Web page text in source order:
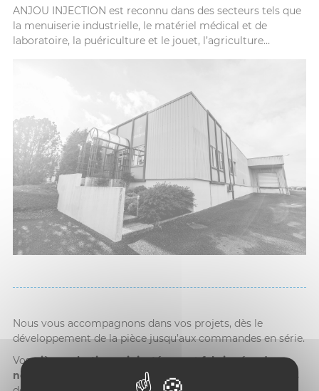
ANJOU INJECTION est reconnu dans des secteurs tels que
la menuiserie industrielle, le matériel médical et de
laboratoire, la puériculture et le jouet, l’agriculture…
Nous vous accompagnons dans vos projets, dès le
développement de la pièce jusqu’aux commandes en série.
Vospièces plastiques injectéessontfabriquées dans
notre usine
dans le respect des coûts, de la qualité et des